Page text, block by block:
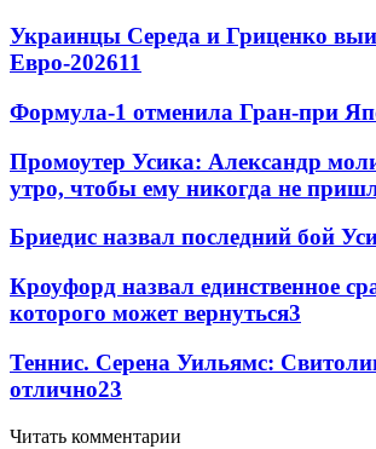
Украинцы Середа и Гриценко
Евро-202611
Формула-1 отменила Гран-при
Промоутер Усика: Александр
утро, чтобы ему никогда не
Бриедис назвал последний бой
Кроуфорд назвал единственное
которого может вернуться3
Теннис. Серена Уильямс:
отлично23
Читать комментарии